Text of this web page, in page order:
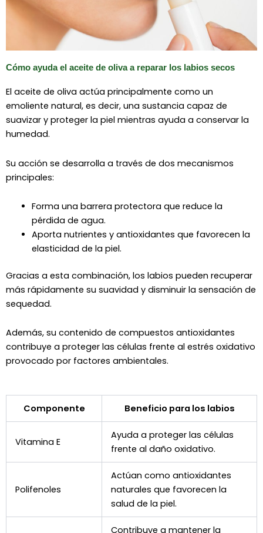
Cómo ayuda el aceite de oliva a reparar los labios secos
El aceite de oliva actúa principalmente como un
emoliente natural, es decir, una sustancia capaz de
suavizar y proteger la piel mientras ayuda a conservar la
humedad.
Su acción se desarrolla a través de dos mecanismos
principales:
Forma una barrera protectora que reduce la
pérdida de agua.
Aporta nutrientes y antioxidantes que favorecen la
elasticidad de la piel.
Gracias a esta combinación, los labios pueden recuperar
más rápidamente su suavidad y disminuir la sensación de
sequedad.
Además, su contenido de compuestos antioxidantes
contribuye a proteger las células frente al estrés oxidativo
provocado por factores ambientales.
Componente Beneficio para los labios
Vitamina E
Ayuda a proteger las células
frente al daño oxidativo.
Polifenoles
Actúan como antioxidantes
naturales que favorecen la
salud de la piel.
Contribuye a mantener la